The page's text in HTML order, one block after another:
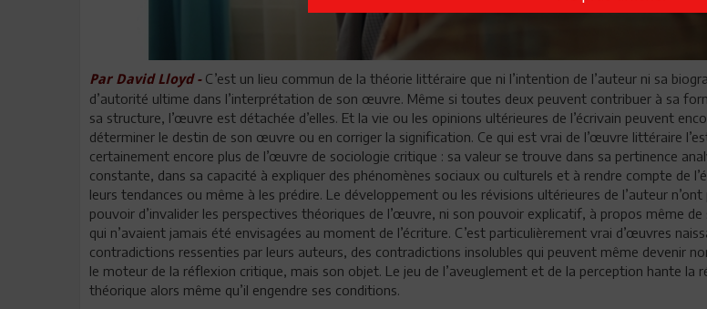
Par David Lloyd -C’est un lieu commun de la théorie littéraire que ni l’intention de l’auteur ni sa
d’autorité ultime dans l’interprétation de son œuvre. Même si toutes deux peuvent contribuer à sa
sa structure, l’œuvre est détachée d’elles. Et la vie ou les opinions ultérieures de l’écrivain peuvent
déterminer le destin de son œuvre ou en corriger la signification. Ce qui est vrai de l’œuvre littéraire
certainement encore plus de l’œuvre de sociologie critique : sa valeur se trouve dans sa pertinence
constante, dans sa capacité à expliquer des phénomènes sociaux ou culturels et à rendre compte de
leurs tendances ou même à les prédire. Le développement ou les révisions ultérieures de l’auteur n’ont
pouvoir d’invalider les perspectives théoriques de l’œuvre, ni son pouvoir explicatif, à propos même
qui n’avaient jamais été envisagées au moment de l’écriture. C’est particulièrement vrai d’œuvres
contradictions ressenties par leurs auteurs, des contradictions insolubles qui peuvent même devenir
le moteur de la réflexion critique, mais son objet. Le jeu de l’aveuglement et de la perception hante la
théorique alors même qu’il engendre ses conditions.